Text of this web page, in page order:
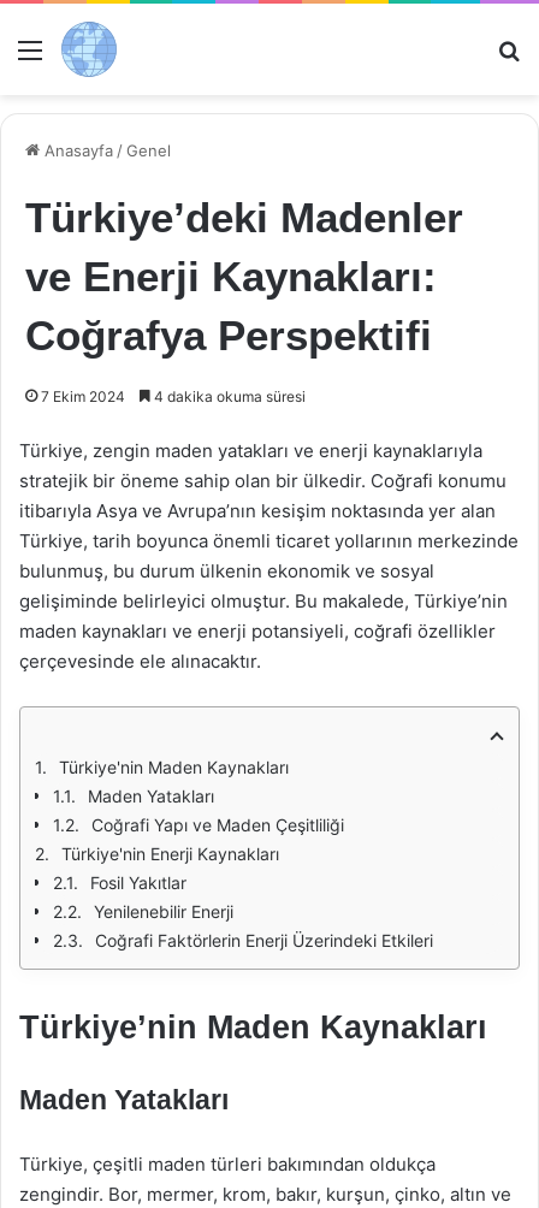
Menü
Anasayfa /Genel
Türkiye’deki Madenler
ve Enerji Kaynakları:
Coğrafya Perspektifi
7 Ekim 2024 4 dakika okuma süresi
Türkiye, zengin maden yatakları ve enerji kaynaklarıyla
stratejik bir öneme sahip olan bir ülkedir. Coğrafi konumu
itibarıyla Asya ve Avrupa’nın kesişim noktasında yer alan
Türkiye, tarih boyunca önemli ticaret yollarının merkezinde
bulunmuş, bu durum ülkenin ekonomik ve sosyal
gelişiminde belirleyici olmuştur. Bu makalede, Türkiye’nin
maden kaynakları ve enerji potansiyeli, coğrafi özellikler
çerçevesinde ele alınacaktır.
Türkiye'nin Maden Kaynakları
Maden Yatakları
Coğrafi Yapı ve Maden Çeşitliliği
Türkiye'nin Enerji Kaynakları
Fosil Yakıtlar
Yenilenebilir Enerji
Coğrafi Faktörlerin Enerji Üzerindeki Etkileri
Türkiye’nin Maden Kaynakları
Maden Yatakları
Türkiye, çeşitli maden türleri bakımından oldukça
zengindir. Bor, mermer, krom, bakır, kurşun, çinko, altın ve